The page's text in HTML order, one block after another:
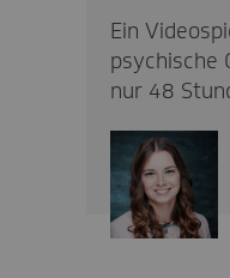
Ein
psychische
nur 48